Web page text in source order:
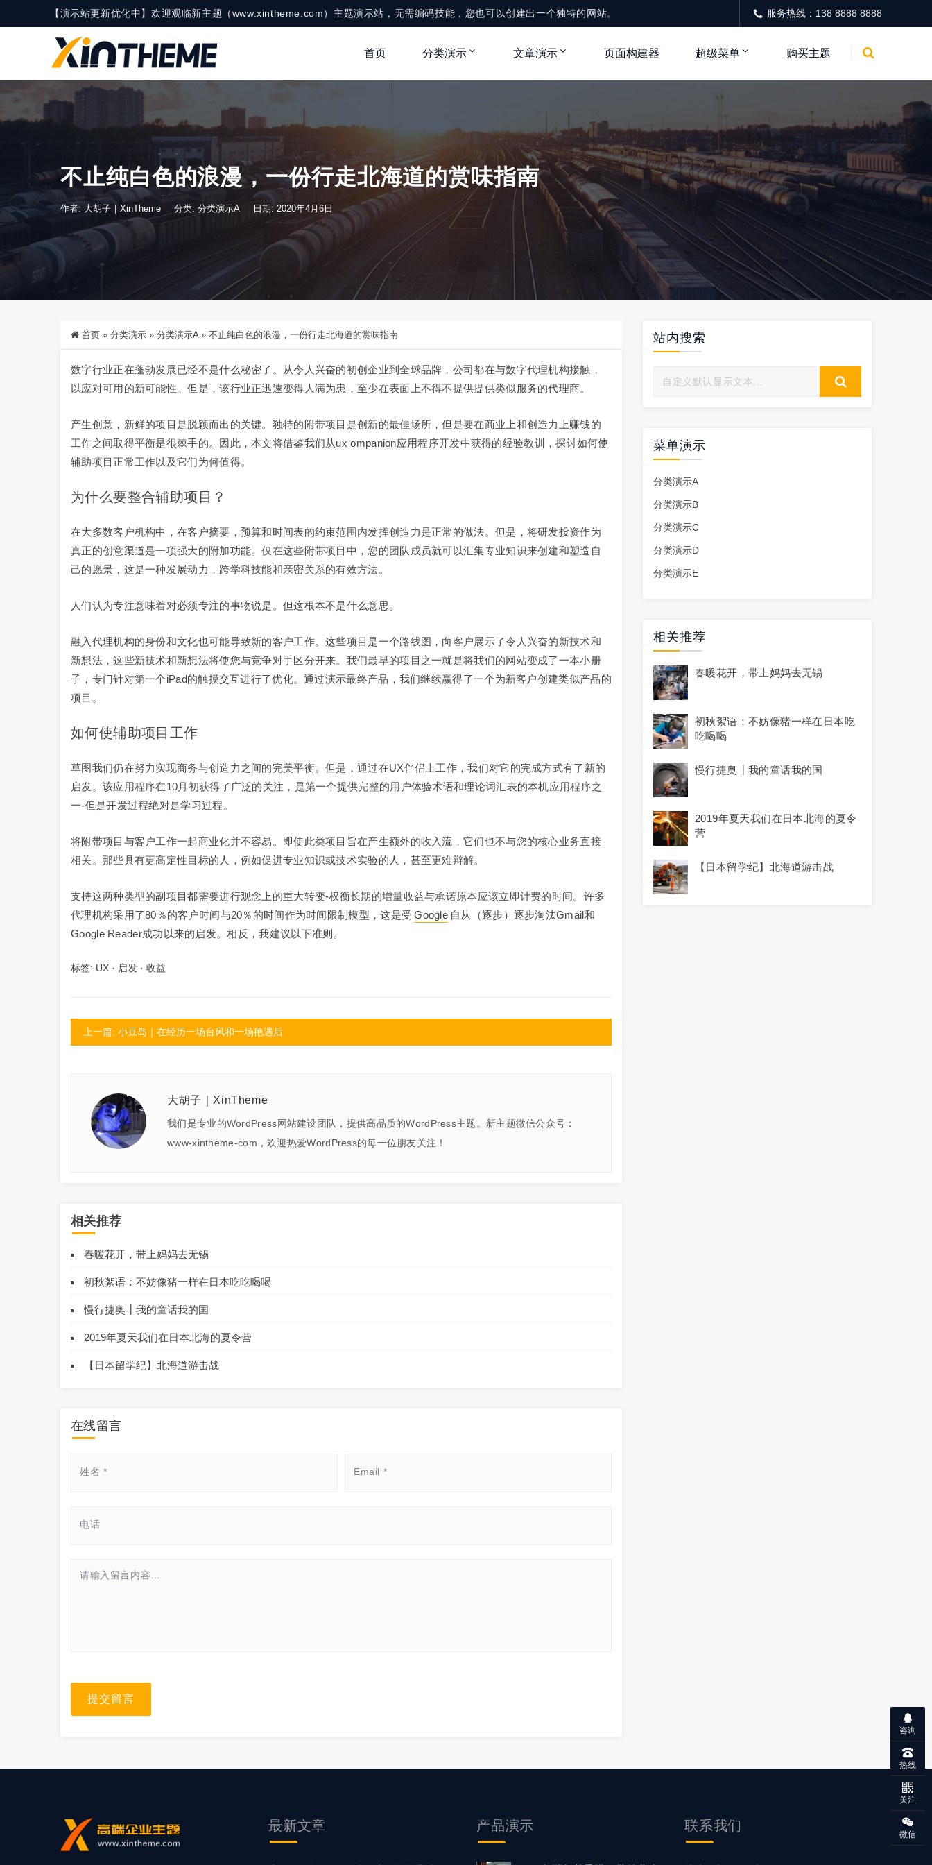
【演示站更新优化中】欢迎观临新主题（www.xintheme.com）主题演示站，无需编码技能，您也可以创建出一个独特的网站。 服务热线：138 8888 8888
首页 分类演示 文章演示 页面构建器 超级菜单 购买主题
不止纯白色的浪漫，一份行走北海道的赏味指南
作者: 大胡子｜XinTheme 分类: 分类演示A 日期: 2020年4月6日
首页 » 分类演示 » 分类演示A » 不止纯白色的浪漫，一份行走北海道的赏味指南
数字行业正在蓬勃发展已经不是什么秘密了。从令人兴奋的初创企业到全球品牌，公司都在与数字代理机构接触，
以应对可用的新可能性。但是，该行业正迅速变得人满为患，至少在表面上不得不提供提供类似服务的代理商。
产生创意，新鲜的项目是脱颖而出的关键。独特的附带项目是创新的最佳场所，但是要在商业上和创造力上赚钱的
工作之间取得平衡是很棘手的。因此，本文将借鉴我们从ux ompanion应用程序开发中获得的经验教训，探讨如何使
辅助项目正常工作以及它们为何值得。
为什么要整合辅助项目？
在大多数客户机构中，在客户摘要，预算和时间表的约束范围内发挥创造力是正常的做法。但是，将研发投资作为
真正的创意渠道是一项强大的附加功能。仅在这些附带项目中，您的团队成员就可以汇集专业知识来创建和塑造自
己的愿景，这是一种发展动力，跨学科技能和亲密关系的有效方法。
人们认为专注意味着对必须专注的事物说是。但这根本不是什么意思。
融入代理机构的身份和文化也可能导致新的客户工作。这些项目是一个路线图，向客户展示了令人兴奋的新技术和
新想法，这些新技术和新想法将使您与竞争对手区分开来。我们最早的项目之一就是将我们的网站变成了一本小册
子，专门针对第一个iPad的触摸交互进行了优化。通过演示最终产品，我们继续赢得了一个为新客户创建类似产品的
项目。
如何使辅助项目工作
草图我们仍在努力实现商务与创造力之间的完美平衡。但是，通过在UX伴侣上工作，我们对它的完成方式有了新的
启发。该应用程序在10月初获得了广泛的关注，是第一个提供完整的用户体验术语和理论词汇表的本机应用程序之
一-但是开发过程绝对是学习过程。
将附带项目与客户工作一起商业化并不容易。即使此类项目旨在产生额外的收入流，它们也不与您的核心业务直接
相关。那些具有更高定性目标的人，例如促进专业知识或技术实验的人，甚至更难辩解。
支持这两种类型的副项目都需要进行观念上的重大转变-权衡长期的增量收益与承诺原本应该立即计费的时间。许多
代理机构采用了80％的客户时间与20％的时间作为时间限制模型，这是受 Google 自从（逐步）逐步淘汰Gmail和
Google Reader成功以来的启发。相反，我建议以下准则。
标签: UX · 启发 · 收益
上一篇: 小豆岛｜在经历一场台风和一场艳遇后
大胡子｜XinTheme
我们是专业的WordPress网站建设团队，提供高品质的WordPress主题。新主题微信公众号：
www-xintheme-com，欢迎热爱WordPress的每一位朋友关注！
相关推荐
春暖花开，带上妈妈去无锡
初秋絮语：不妨像猪一样在日本吃吃喝喝
慢行捷奥┃我的童话我的国
2019年夏天我们在日本北海的夏令营
【日本留学纪】北海道游击战
在线留言
提交留言
站内搜索
菜单演示
分类演示A
分类演示B
分类演示C
分类演示D
分类演示E
相关推荐
春暖花开，带上妈妈去无锡
初秋絮语：不妨像猪一样在日本吃
吃喝喝
慢行捷奥┃我的童话我的国
2019年夏天我们在日本北海的夏令
营
【日本留学纪】北海道游击战
最新文章 产品演示 联系我们
咨询
热线
关注
微信